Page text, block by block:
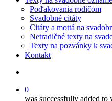
Poďakovania rodičom
Svadobné citáty
Citáty a mottá na
Netradičné texty na
Texty na pozvánky k
Kontakt
0
was successfully added to